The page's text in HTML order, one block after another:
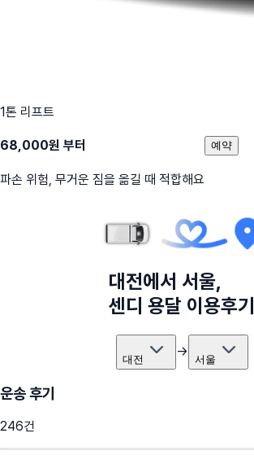
1톤 리프트
68,000원 부터
파손 위험, 무거운 짐을 옮길 때 적합해요
예약
대전에서 서울,
센디 용달 이용후기
대전 → 서울
운송 후기
246건